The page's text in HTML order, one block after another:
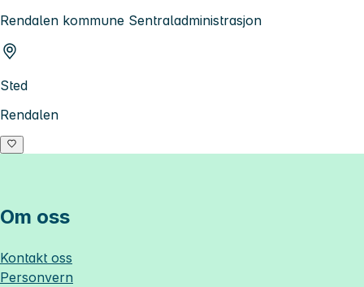
Rendalen kommune Sentraladministrasjon
Sted
Rendalen
Om oss
Kontakt oss
Personvern